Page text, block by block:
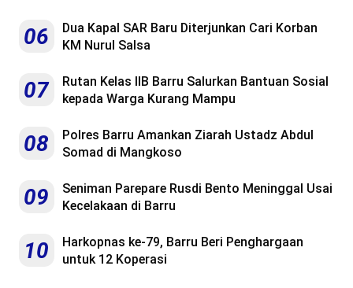
06
Dua Kapal SAR Baru Diterjunkan Cari Korban
KM Nurul Salsa
07
Rutan Kelas IIB Barru Salurkan Bantuan Sosial
kepada Warga Kurang Mampu
08
Polres Barru Amankan Ziarah Ustadz Abdul
Somad di Mangkoso
09
Seniman Parepare Rusdi Bento Meninggal Usai
Kecelakaan di Barru
10
Harkopnas ke-79, Barru Beri Penghargaan
untuk 12 Koperasi